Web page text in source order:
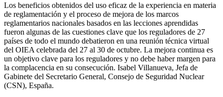
Los beneficios obtenidos del uso eficaz de la experiencia en materia
de reglamentación y el proceso de mejora de los marcos
reglamentarios nacionales basados ​​en las lecciones aprendidas
fueron algunas de las cuestiones clave que los reguladores de 27
países de todo el mundo debatieron en una reunión técnica virtual
del OIEA celebrada del 27 al 30 de octubre. La mejora continua es
un objetivo clave para los reguladores y no debe haber margen para
la complacencia en su consecución. Isabel Villanueva, Jefa de
Gabinete del Secretario General, Consejo de Seguridad Nuclear
(CSN), España.